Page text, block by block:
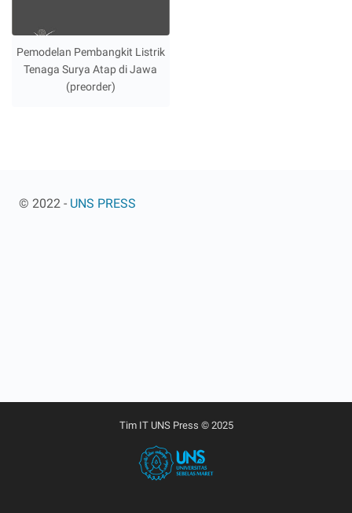
Pemodelan Pembangkit Listrik
Tenaga Surya Atap di Jawa
(preorder)
© 2022 - UNS PRESS
Tim IT UNS Press © 2025